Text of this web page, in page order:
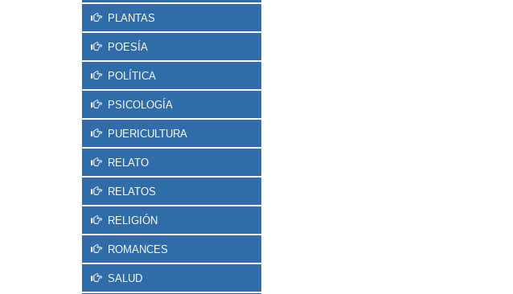
PLANTAS
POESÍA
POLÍTICA
PSICOLOGÍA
PUERICULTURA
RELATO
RELATOS
RELIGIÓN
ROMANCES
SALUD